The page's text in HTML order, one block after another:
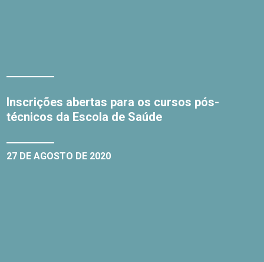
Inscrições abertas para os cursos pós-
técnicos da Escola de Saúde
27 DE AGOSTO DE 2020